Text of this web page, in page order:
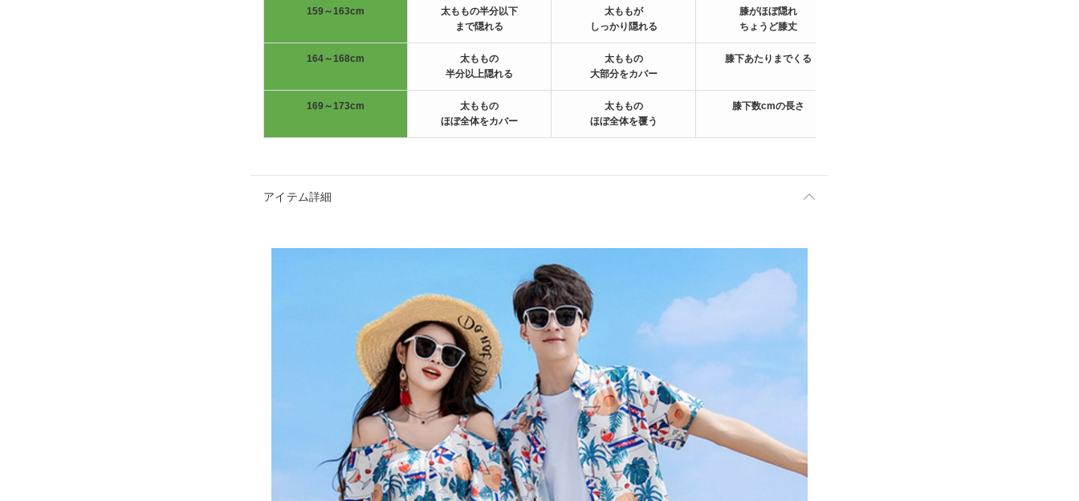
159～163cm
太ももの半分以下
まで隠れる
太ももが
しっかり隠れる
膝がほぼ隠れ
ちょうど膝丈
164～168cm
太ももの
半分以上隠れる
太ももの
大部分をカバー
膝下あたりまでくる
169～173cm
太ももの
ほぼ全体をカバー
太ももの
ほぼ全体を覆う
膝下数cmの長さ
アイテム詳細